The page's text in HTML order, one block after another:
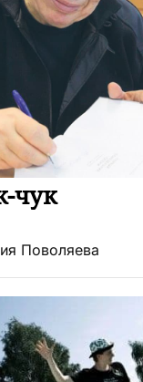
чук
Поволяева